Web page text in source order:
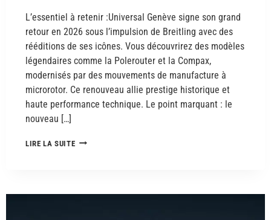
L’essentiel à retenir :Universal Genève signe son grand
retour en 2026 sous l’impulsion de Breitling avec des
rééditions de ses icônes. Vous découvrirez des modèles
légendaires comme la Polerouter et la Compax,
modernisés par des mouvements de manufacture à
microrotor. Ce renouveau allie prestige historique et
haute performance technique. Le point marquant : le
nouveau […]
LIRE LA SUITE